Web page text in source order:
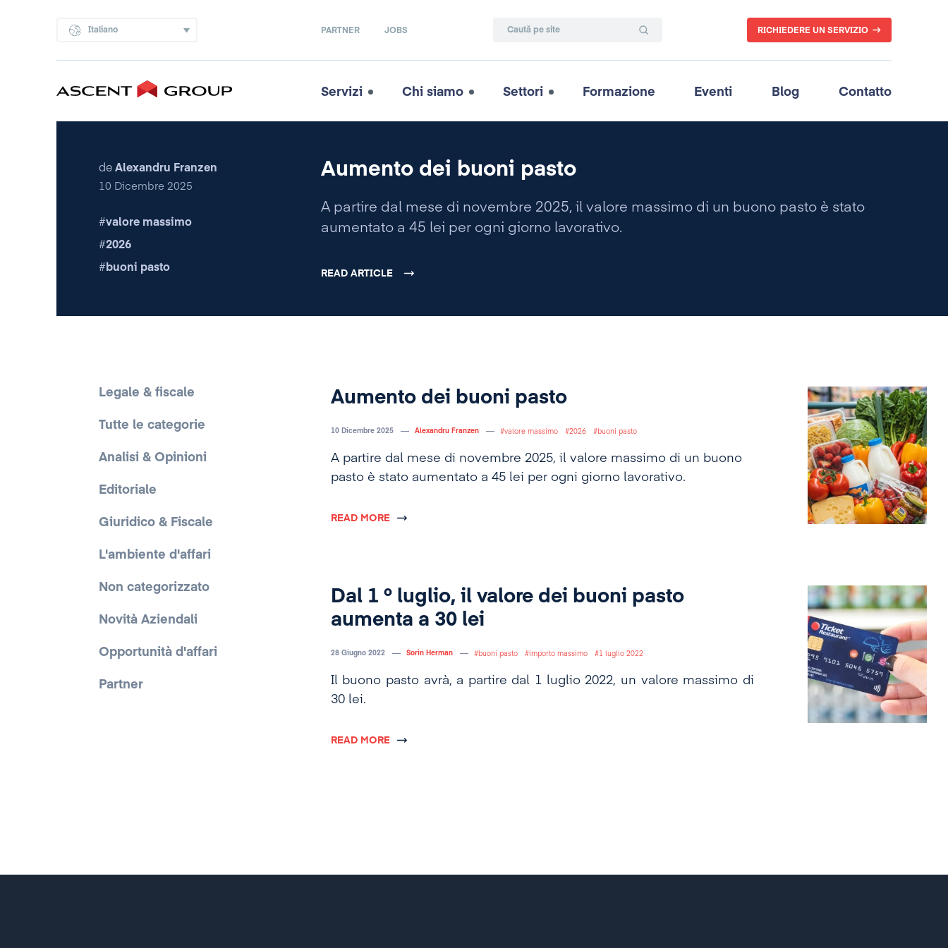
Italiano PARTNER JOBS RICHIEDERE UN SERVIZIO
Servizi Chi siamo Settori Formazione Eventi Blog Contatto
de Alexandru Franzen
10 Dicembre 2025
valore massimo
2026
buoni pasto
Aumento dei buoni pasto
A partire dal mese di novembre 2025, il valore massimo di un buono pasto è stato
aumentato a 45 lei per ogni giorno lavorativo.
READ ARTICLE
Legale & fiscale
Tutte le categorie
Analisi & Opinioni
Editoriale
Giuridico & Fiscale
L'ambiente d'affari
Non categorizzato
Novità Aziendali
Opportunità d'affari
Partner
Aumento dei buoni pasto
10 Dicembre 2025 Alexandru Franzen valore massimo 2026 buoni pasto
A partire dal mese di novembre 2025, il valore massimo di un buono
pasto è stato aumentato a 45 lei per ogni giorno lavorativo.
READ MORE
Dal 1 º luglio, il valore dei buoni pasto
aumenta a 30 lei
28 Giugno 2022 Sorin Herman buoni pasto importo massimo 1 luglio 2022
Il buono pasto avrà, a partire dal 1 luglio 2022, un valore massimo di
30 lei.
READ MORE